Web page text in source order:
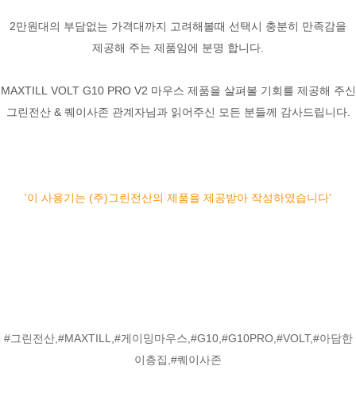
2만원대의 부담없는 가격대까지 고려해볼때 선택시 충분히 만족감을
제공해 주는 제품임에 분명 합니다.
MAXTILL VOLT G10 PRO V2 마우스 제품을 살펴볼 기회를 제공해 주신
그린전산 & 퀘이사존 관계자님과 읽어주신 모든 분들께 감사드립니다.
'이 사용기는 (주)그린전산의 제품을 제공받아 작성하였습니다'
#그린전산,#MAXTILL,#게이밍마우스,#G10,#G10PRO,#VOLT,#아담한
이층집,#퀘이사존